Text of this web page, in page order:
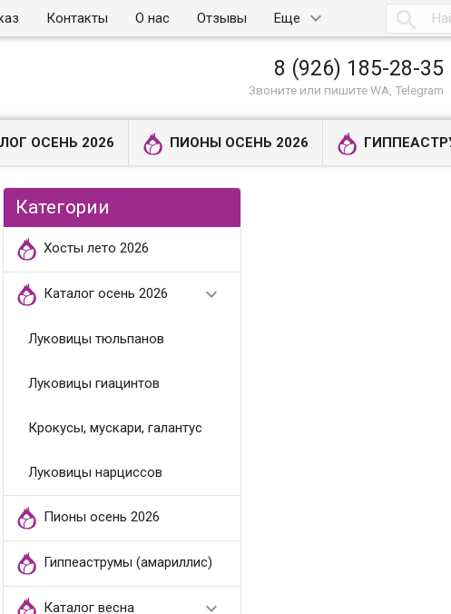
Контакты О нас Отзывы Еще 
8 (926) 185-28-35
Звоните или пишите WA, Telegram
ОСЕНЬ 2026 ПИОНЫ ОСЕНЬ 2026
Категории
Хосты лето 2026
Каталог осень 2026 
Луковицы тюльпанов
Луковицы гиацинтов
Крокусы, мускари, галантус
Луковицы нарциссов
Пионы осень 2026
Гиппеаструмы (амариллис)
Каталог весна 